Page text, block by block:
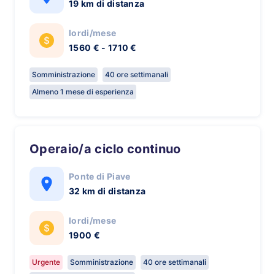
19 km di distanza
lordi/mese
1560 € - 1710 €
Somministrazione
40 ore settimanali
Almeno 1 mese di esperienza
Operaio/a ciclo continuo
Ponte di Piave
32 km di distanza
lordi/mese
1900 €
Urgente Somministrazione
40 ore settimanali